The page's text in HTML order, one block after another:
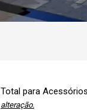
Total para Acessórios
alteração.